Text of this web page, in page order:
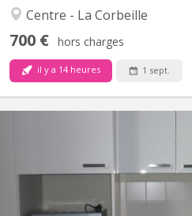
Centre - La Corbeille
700 € hors charges
il y a 14 heures 1 sept.
Cuisine et sdb privées. À côté